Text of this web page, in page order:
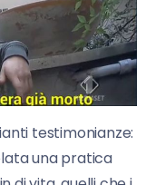
testimonianze:
una pratica